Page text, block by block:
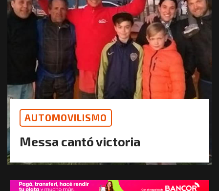
AUTOMOVILISMO
Messa cantó victoria